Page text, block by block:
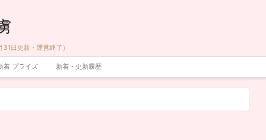
日更新・運営終了）
着 プライズ 新着・更新履歴